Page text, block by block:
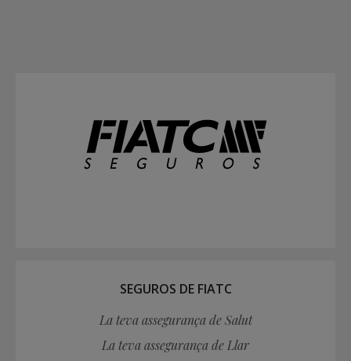
SEGUROS DE FIATC
La teva assegurança de Salut
La teva assegurança de Llar